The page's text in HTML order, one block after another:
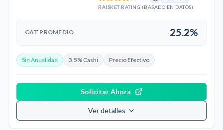
RAISKET RATING (BASADO EN DATOS)
CAT PROMEDIO 25.2%
Sin Anualidad 3.5% Cashi Precio Efectivo
Solicitar Ahora
Ver detalles